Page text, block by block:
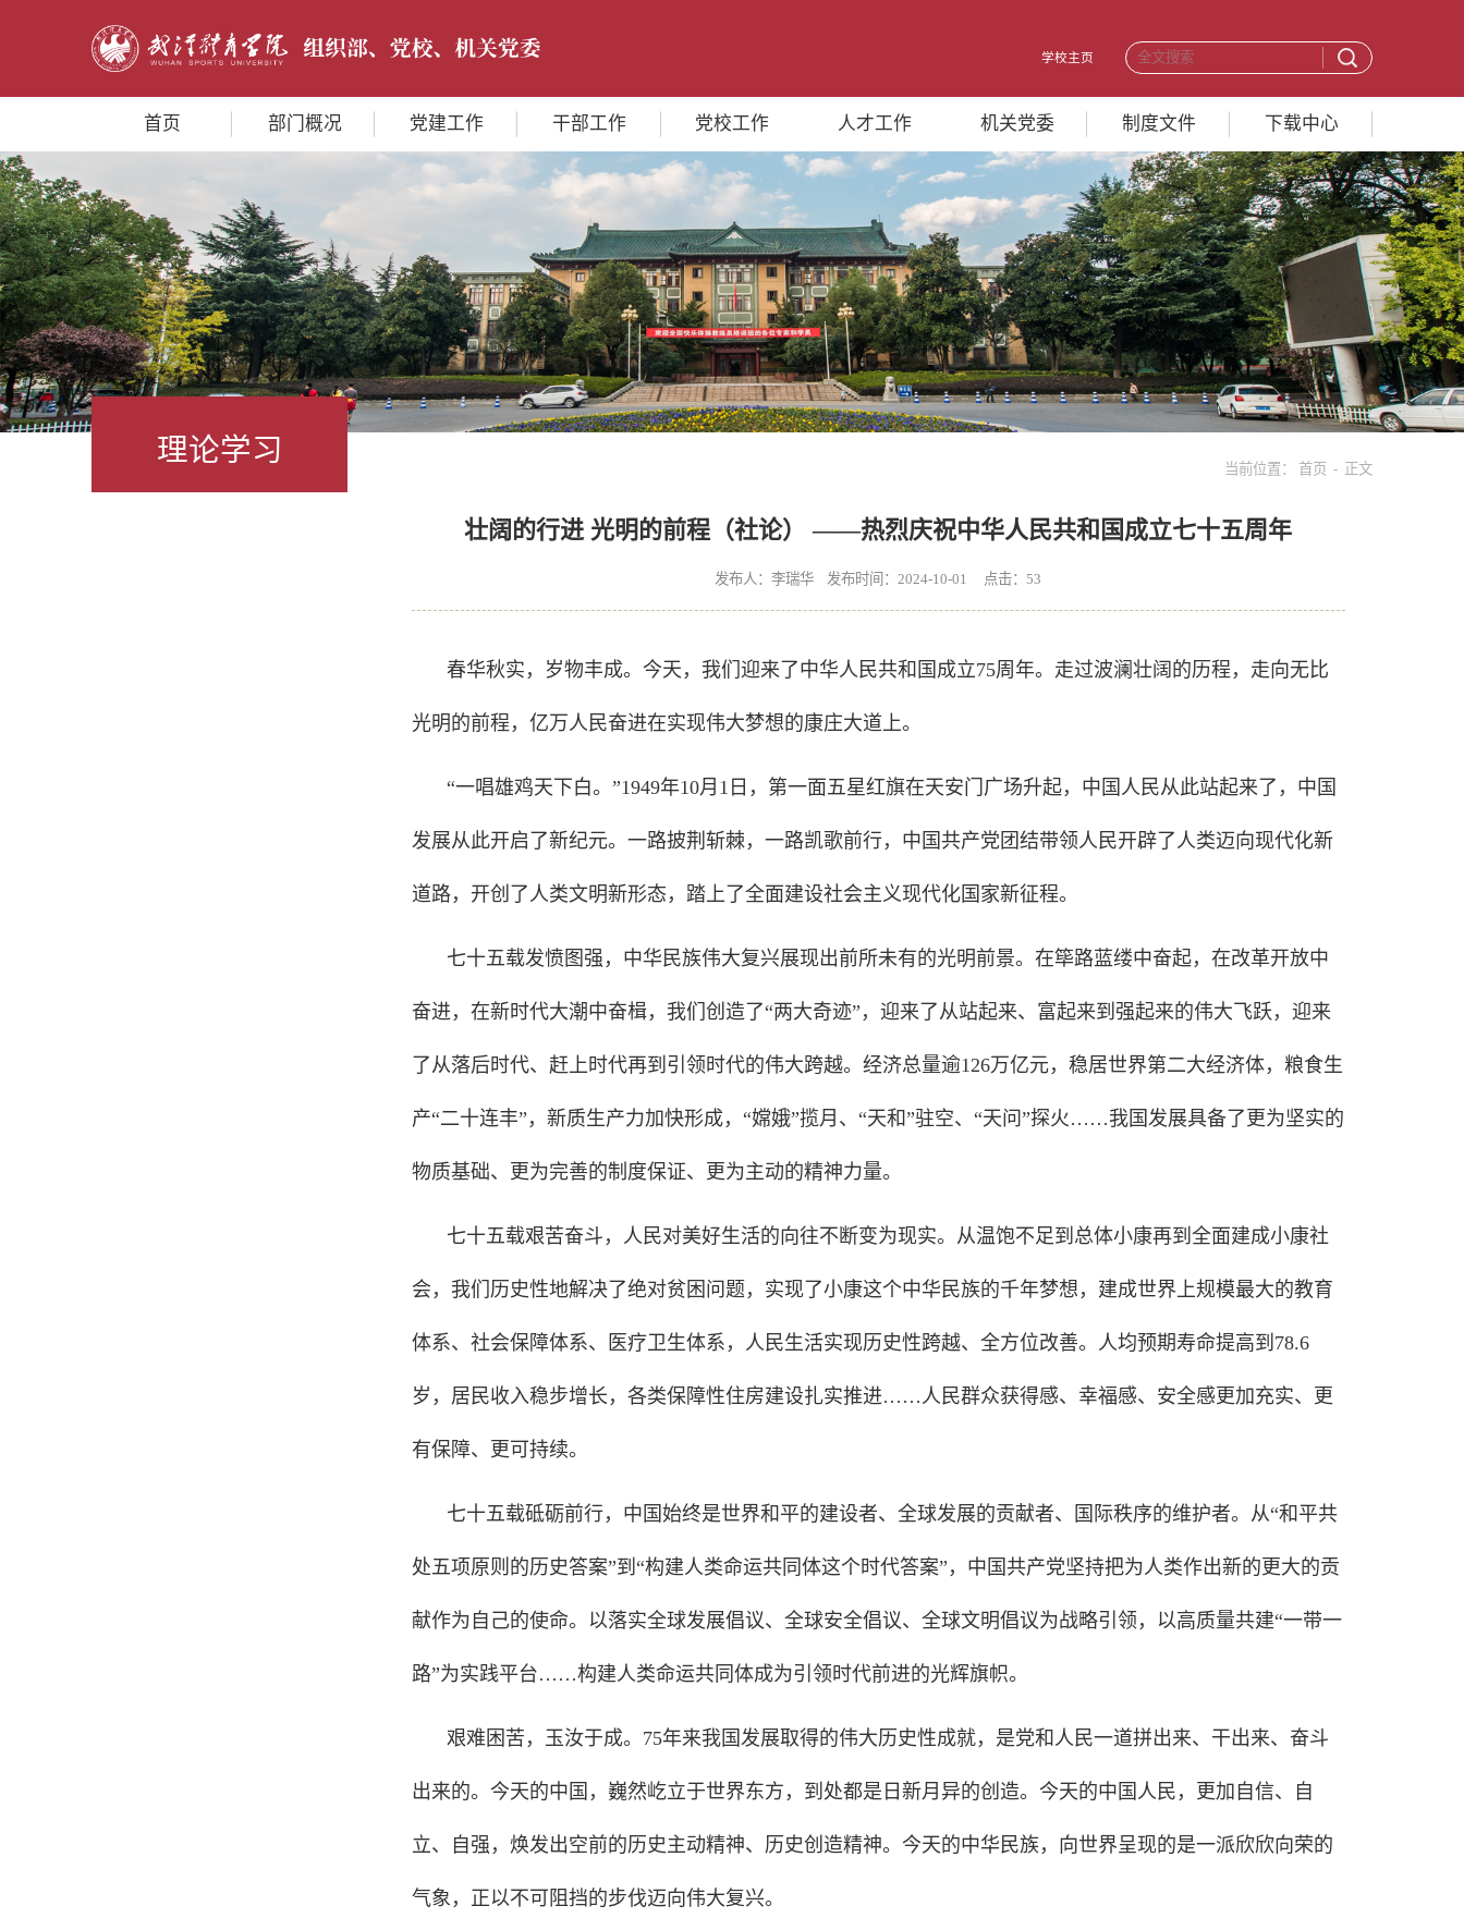
学校主页
首页 部门概况 党建工作 干部工作 党校工作 人才工作 机关党委 制度文件 下载中心
理论学习
当前位置： 首页 - 正文
壮阔的行进 光明的前程（社论） ——热烈庆祝中华人民共和国成立七十五周年
发布人：李瑞华 发布时间：2024-10-01 点击：53
春华秋实，岁物丰成。今天，我们迎来了中华人民共和国成立75周年。走过波澜壮阔的历程，走向无比
光明的前程，亿万人民奋进在实现伟大梦想的康庄大道上。
“一唱雄鸡天下白。”1949年10月1日，第一面五星红旗在天安门广场升起，中国人民从此站起来了，中国
发展从此开启了新纪元。一路披荆斩棘，一路凯歌前行，中国共产党团结带领人民开辟了人类迈向现代化新
道路，开创了人类文明新形态，踏上了全面建设社会主义现代化国家新征程。
七十五载发愤图强，中华民族伟大复兴展现出前所未有的光明前景。在筚路蓝缕中奋起，在改革开放中
奋进，在新时代大潮中奋楫，我们创造了“两大奇迹”，迎来了从站起来、富起来到强起来的伟大飞跃，迎来
了从落后时代、赶上时代再到引领时代的伟大跨越。经济总量逾126万亿元，稳居世界第二大经济体，粮食生
产“二十连丰”，新质生产力加快形成，“嫦娥”揽月、“天和”驻空、“天问”探火……我国发展具备了更为坚实的
物质基础、更为完善的制度保证、更为主动的精神力量。
七十五载艰苦奋斗，人民对美好生活的向往不断变为现实。从温饱不足到总体小康再到全面建成小康社
会，我们历史性地解决了绝对贫困问题，实现了小康这个中华民族的千年梦想，建成世界上规模最大的教育
体系、社会保障体系、医疗卫生体系，人民生活实现历史性跨越、全方位改善。人均预期寿命提高到78.6
岁，居民收入稳步增长，各类保障性住房建设扎实推进……人民群众获得感、幸福感、安全感更加充实、更
有保障、更可持续。
七十五载砥砺前行，中国始终是世界和平的建设者、全球发展的贡献者、国际秩序的维护者。从“和平共
处五项原则的历史答案”到“构建人类命运共同体这个时代答案”，中国共产党坚持把为人类作出新的更大的贡
献作为自己的使命。以落实全球发展倡议、全球安全倡议、全球文明倡议为战略引领，以高质量共建“一带一
路”为实践平台……构建人类命运共同体成为引领时代前进的光辉旗帜。
艰难困苦，玉汝于成。75年来我国发展取得的伟大历史性成就，是党和人民一道拼出来、干出来、奋斗
出来的。今天的中国，巍然屹立于世界东方，到处都是日新月异的创造。今天的中国人民，更加自信、自
立、自强，焕发出空前的历史主动精神、历史创造精神。今天的中华民族，向世界呈现的是一派欣欣向荣的
气象，正以不可阻挡的步伐迈向伟大复兴。